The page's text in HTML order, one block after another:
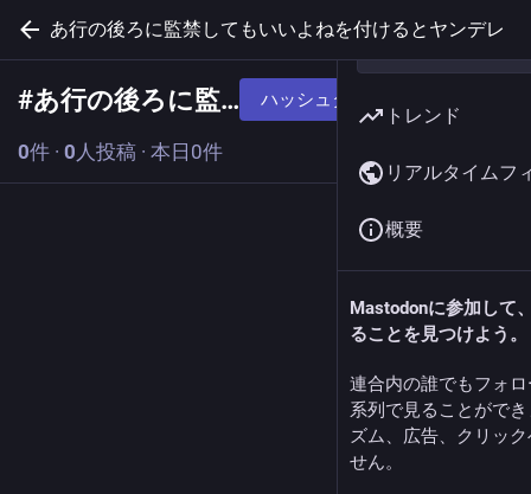
あ行の後ろに監禁してもいいよねを付けるとヤンデレ
#あ行の後ろに監禁してもいいよねを付けるとヤンデレ ハッシュタグをフォローする
0件 · 0 人投稿 · 本日0件
トレンド
リアルタイムフ
概要
Mastodonに参加して
ることを見つけよう。
連合内の誰でもフォ
系列で見ることがで
ズム、広告、クリッ
せん。